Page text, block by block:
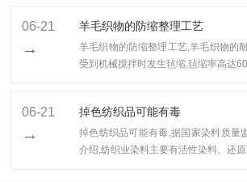
06-21
→
羊毛织物的防缩整理工艺
羊毛织物的防缩整理工艺,​羊毛织物的
受到机械搅拌时发生毡缩,毡缩率高达
06-21
→
掉色纺织品可能有毒
掉色纺织品可能有毒,据国家染料质量
介绍,纺织业染料主要有活性染料、还原